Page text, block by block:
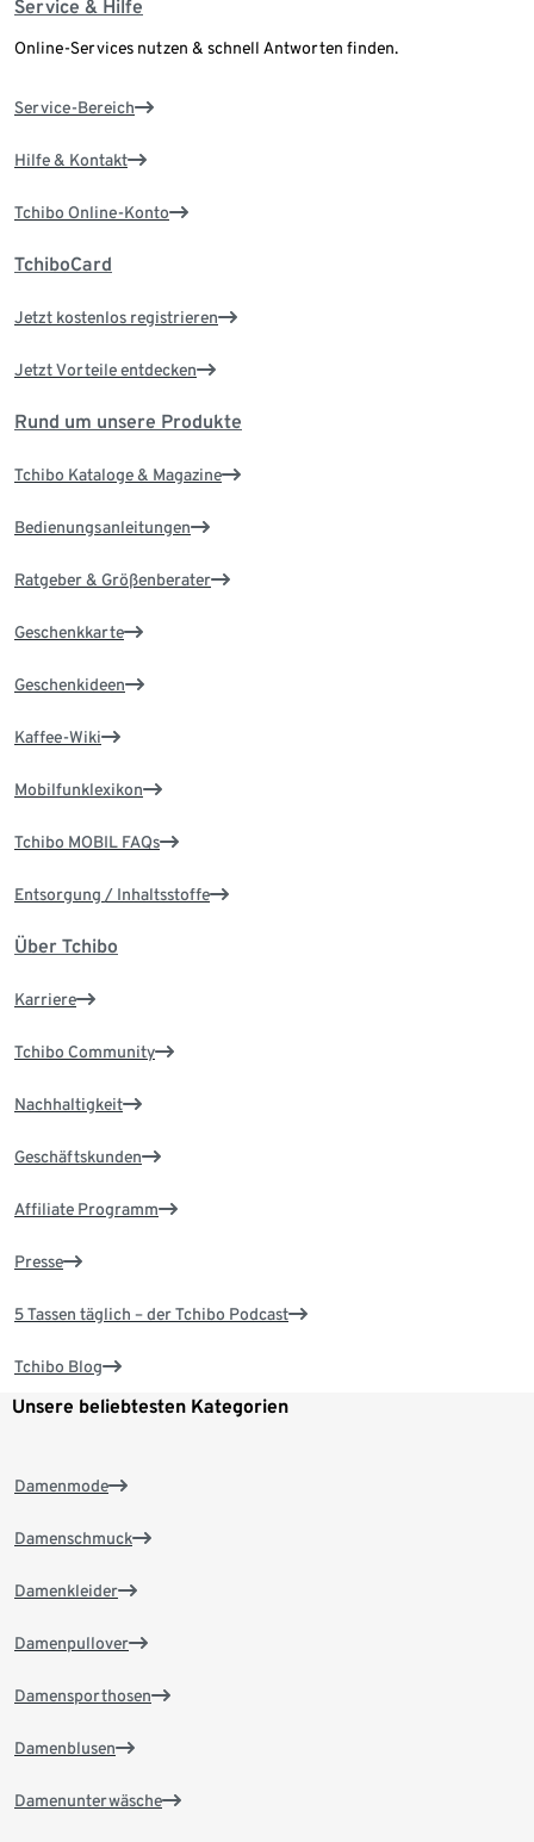
Service & Hilfe
Online-Services nutzen & schnell Antworten finden.
Service-Bereich
Hilfe & Kontakt
Tchibo Online-Konto
TchiboCard
Jetzt kostenlos registrieren
Jetzt Vorteile entdecken
Rund um unsere Produkte
Tchibo Kataloge & Magazine
Bedienungsanleitungen
Ratgeber & Größenberater
Geschenkkarte
Geschenkideen
Kaffee-Wiki
Mobilfunklexikon
Tchibo MOBIL FAQs
Entsorgung / Inhaltsstoffe
Über Tchibo
Karriere
Tchibo Community
Nachhaltigkeit
Geschäftskunden
Affiliate Programm
Presse
5 Tassen täglich – der Tchibo Podcast
Tchibo Blog
Unsere beliebtesten Kategorien
Damenmode
Damenschmuck
Damenkleider
Damenpullover
Damensporthosen
Damenblusen
Damenunterwäsche